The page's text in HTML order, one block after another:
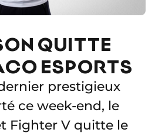
QUITTE
ESPORTS
prestigieux
ce week-end, le
Fighter V quitte le